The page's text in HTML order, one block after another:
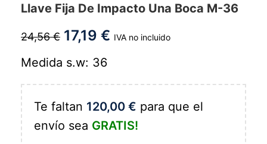
Llave Fija De Impacto Una Boca M-36
24,56€ 17,19 € IVA no incluido
Medida s.w: 36
Te faltan 120,00 € para que el
envío sea GRATIS!